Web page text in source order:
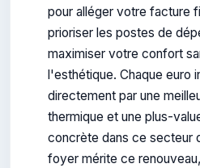
pour alléger votre facture
prioriser les postes de
maximiser votre confort
l'esthétique. Chaque euro
directement par une
thermique et une plus-
concrète dans ce secteur
foyer mérite ce